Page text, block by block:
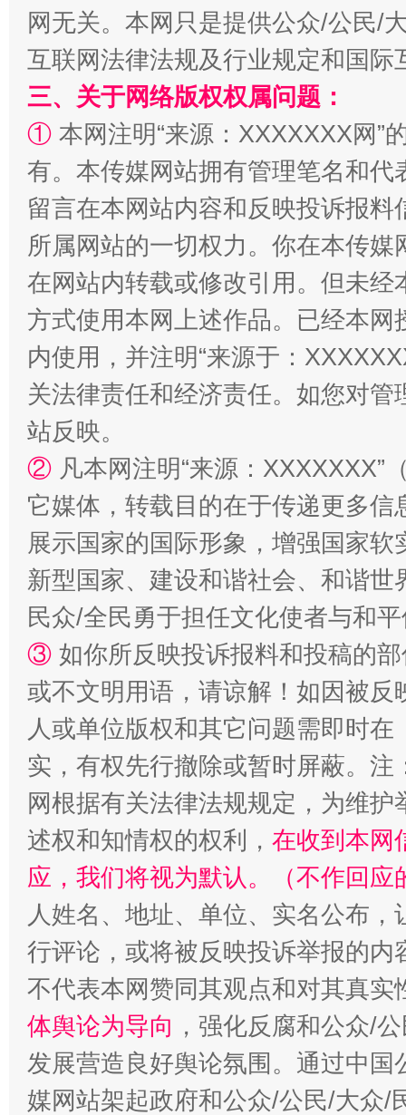
全民健身五年计划来了！等你上场
国家大学科技园优化重塑工作
扯下公款旅游的“隐身衣” 如何以
“蜀中异人”王建安的艺术幻境
网无关。本网只是提供公众/公民/
互联网法律法规及行业规定和国
三、关于网络版权权属问题：
① 本网注明“来源：XXXXXXX网”
有。本传媒网站拥有管理笔名和
留言在本网站内容和反映投诉报
所属网站的一切权力。你在本传
在网站内转载或修改引用。但未
方式使用本网上述作品。已经本
内使用，并注明“来源于：
关法律责任和经济责任。如您对
站反映。
② 凡本网注明“来源：
它媒体，转载目的在于传递更多
展示国家的国际形象，增强国家
新型国家、建设和谐社会、和谐
民众/全民勇于担任文化使者与和
③ 如你所反映投诉报料和投稿的
或不文明用语，请谅解！如因被
人或单位版权和其它问题需即时在
实，有权先行撤除或暂时屏蔽。
网根据有关法律法规规定，为维
述权和知情权的权利， 在收到本网
应，我们将视为默认。（不作回应
人姓名、地址、单位、实名公布
行评论，或将被反映投诉举报的
不代表本网赞同其观点和对其真实
体舆论为导向 ，强化反腐和公众/
发展营造良好舆论氛围。通过中
媒网站架起政府和公众/公民/大众/